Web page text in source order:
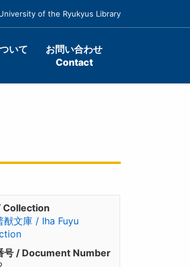
of the Ryukyus Library
いて
お問い合わせ
Contact
Collection
猷文庫 / Iha Fuyu
号 / Document Number